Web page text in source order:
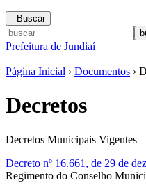
Buscar
Prefeitura de Jundiaí
Página Inicial › Documentos ›
Decretos
Decretos Municipais Vigentes
Decreto nº 16.661, de 29 de
Regimento do Conselho